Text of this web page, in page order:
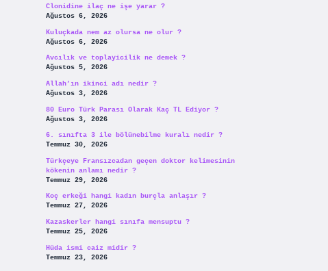
Clonidine ilaç ne işe yarar ?
Ağustos 6, 2026
Kuluçkada nem az olursa ne olur ?
Ağustos 6, 2026
Avcılık ve toplayicilik ne demek ?
Ağustos 5, 2026
Allah’ın ikinci adı nedir ?
Ağustos 3, 2026
80 Euro Türk Parası Olarak Kaç TL Ediyor ?
Ağustos 3, 2026
6. sınıfta 3 ile bölünebilme kuralı nedir ?
Temmuz 30, 2026
Türkçeye Fransızcadan geçen doktor kelimesinin
kökenin anlamı nedir ?
Temmuz 29, 2026
Koç erkeği hangi kadın burçla anlaşır ?
Temmuz 27, 2026
Kazaskerler hangi sınıfa mensuptu ?
Temmuz 25, 2026
Hüda ismi caiz midir ?
Temmuz 23, 2026